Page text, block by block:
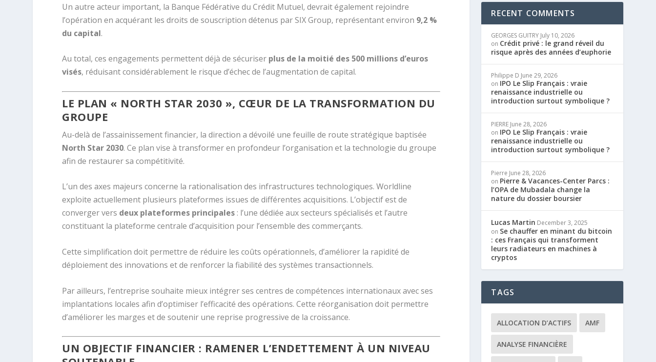
Un autre acteur important, la Banque Fédérative du Crédit Mutuel, devrait également rejoindre
l’opération en acquérant les droits de souscription détenus parSIX Group, représentant environ 9,2 %
du capital.
Au total, ces engagements permettent déjà de sécuriser plus de la moitié des 500 millions d’euros
visés, réduisant considérablement le risque d’échec de l’augmentation de capital.
LE PLAN « NORTH STAR 2030 », CŒUR DE LA TRANSFORMATION DU
GROUPE
Au-delà de l’assainissement financier, la direction a dévoilé une feuille de route stratégique baptisée
North Star 2030. Ce plan vise à transformer en profondeur l’organisation et la technologie du groupe
afin de restaurer sa compétitivité.
L’un des axes majeurs concerne la rationalisation des infrastructures technologiques. Worldline
exploite actuellement plusieurs plateformes issues de différentes acquisitions. L’objectif est de
converger vers deux plateformes principales : l’une dédiée aux secteurs spécialisés et l’autre
constituant la plateforme centrale d’acquisition pour l’ensemble des commerçants.
Cette simplification doit permettre de réduire les coûts opérationnels, d’améliorer la rapidité de
déploiement des innovations et de renforcer la fiabilité des systèmes transactionnels.
Par ailleurs, l’entreprise souhaite mieux intégrer ses centres de compétences internationaux avec ses
implantations locales afin d’optimiser l’efficacité des opérations. Cette réorganisation doit permettre
d’améliorer les marges et de soutenir une reprise progressive de la croissance.
UN OBJECTIF FINANCIER : RAMENER L’ENDETTEMENT À UN NIVEAU
RECENT COMMENTS
GEORGES GUITRY July 10, 2026
on Crédit privé : le grand réveil du
risque après des années d’euphorie
Philippe D June 29, 2026
on IPO Le Slip Français : vraie
renaissance industrielle ou
introduction surtout symbolique ?
PIERRE June 28, 2026
on IPO Le Slip Français : vraie
renaissance industrielle ou
introduction surtout symbolique ?
Pierre June 28, 2026
on Pierre & Vacances-Center Parcs :
l’OPA de Mubadala change la
nature du dossier boursier
Lucas Martin December 3, 2025
on Se chauffer en minant du bitcoin
: ces Français qui transforment
leurs radiateurs en machines à
cryptos
TAGS
ALLOCATION D’ACTIFS AMF
ANALYSE FINANCIÈRE